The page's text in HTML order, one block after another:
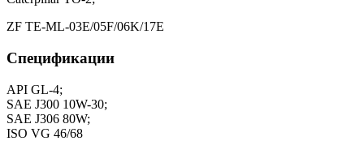
ZF TE-ML-03E/05F/06K/17E
Спецификации
API GL-4;
SAE J300 10W-30;
SAE J306 80W;
ISO VG 46/68